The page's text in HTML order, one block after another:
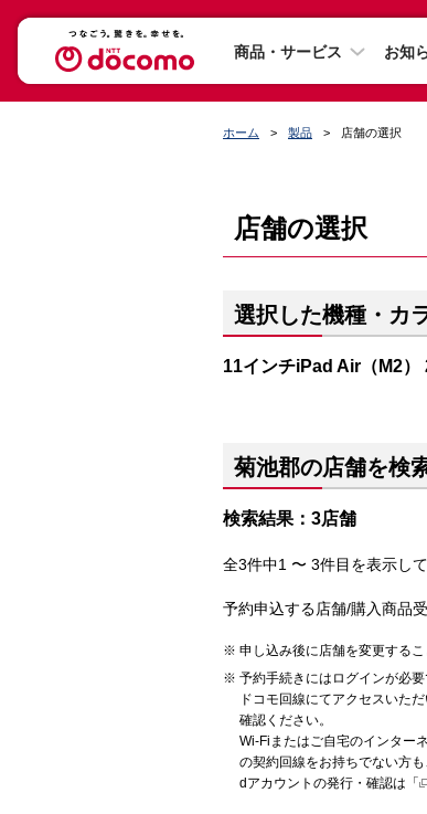
商品・サービス お知
ホーム 製品 店舗の選択
店舗の選択
選択した機種・カ
11インチiPad Air（M2）
菊池郡の店舗を検
検索結果：3店舗
全3件中1 〜 3件目を表示し
予約申込する店舗/購入商品
申し込み後に店舗を変更するこ
予約手続きにはログインが必要
ドコモ回線にてアクセスいた
確認ください。
Wi-Fiまたはご自宅のインター
の契約回線をお持ちでない方
dアカウントの発行・確認は「